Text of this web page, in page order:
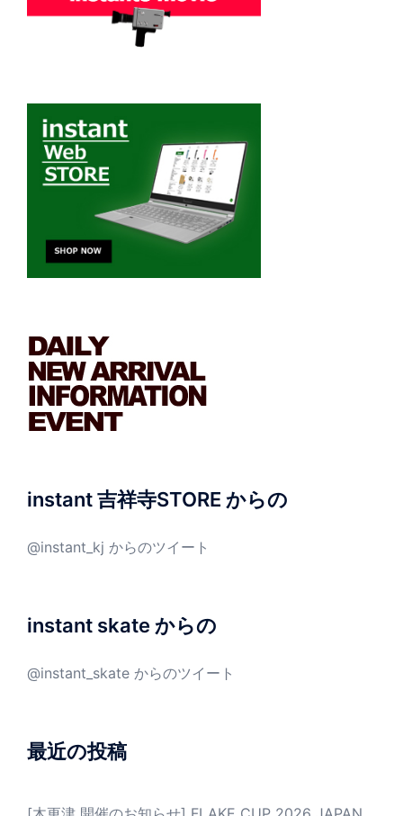
instant 吉祥寺STORE からの
@instant_kj からのツイート
instant skate からの
@instant_skate からのツイート
最近の投稿